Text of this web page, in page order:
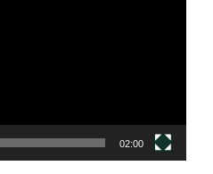
02:00